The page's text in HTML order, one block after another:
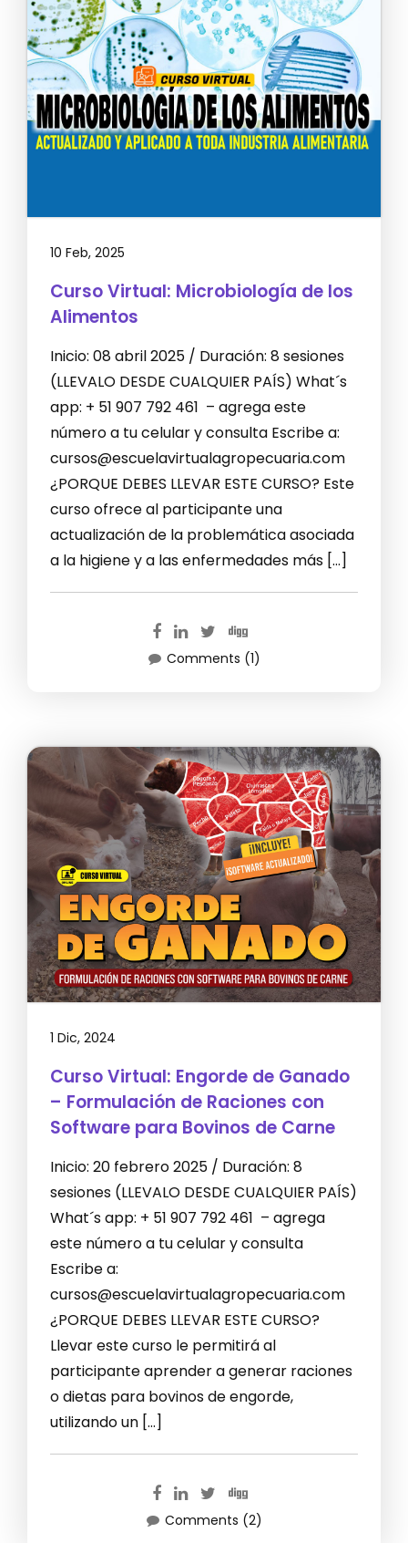
10 Feb, 2025
Curso Virtual: Microbiología de los
Alimentos
Inicio: 08 abril 2025 / Duración: 8 sesiones
(LLEVALO DESDE CUALQUIER PAÍS) What´s
app: + 51 907 792 461 – agrega este
número a tu celular y consulta Escribe a:
cursos@escuelavirtualagropecuaria.com
¿PORQUE DEBES LLEVAR ESTE CURSO? Este
curso ofrece al participante una
actualización de la problemática asociada
a la higiene y a las enfermedades más […]
Comments (1)
1 Dic, 2024
Curso Virtual: Engorde de Ganado
– Formulación de Raciones con
Software para Bovinos de Carne
Inicio: 20 febrero 2025 / Duración: 8
sesiones (LLEVALO DESDE CUALQUIER PAÍS)
What´s app: + 51 907 792 461 – agrega
este número a tu celular y consulta
Escribe a:
cursos@escuelavirtualagropecuaria.com
¿PORQUE DEBES LLEVAR ESTE CURSO?
Llevar este curso le permitirá al
participante aprender a generar raciones
o dietas para bovinos de engorde,
utilizando un […]
Comments (2)